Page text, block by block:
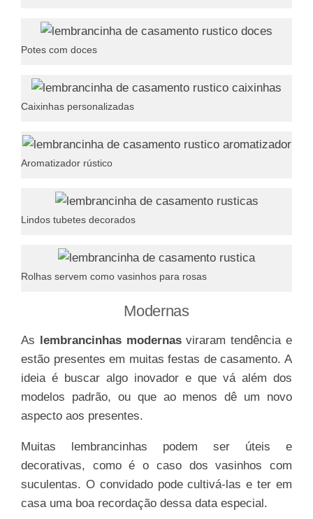
Potes com doces
Caixinhas personalizadas
Aromatizador rústico
Lindos tubetes decorados
Rolhas servem como vasinhos para rosas
Modernas
As lembrancinhas modernasviraram tendência e
estão presentes em muitas festas de casamento. A
ideia é buscar algo inovador e que vá além dos
modelos padrão, ou que ao menos dê um novo
aspecto aos presentes.
Muitas lembrancinhas podem ser úteis e
decorativas, como é o caso dos vasinhos com
suculentas. O convidado pode cultivá-las e ter em
casa uma boa recordação dessa data especial.